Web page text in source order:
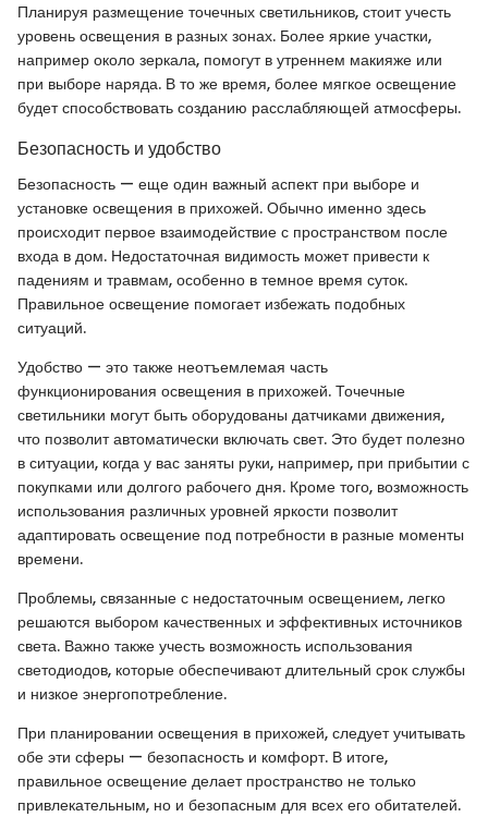
Планируя размещение точечных светильников, стоит учесть
уровень освещения в разных зонах. Более яркие участки,
например около зеркала, помогут в утреннем макияже или
при выборе наряда. В то же время, более мягкое освещение
будет способствовать созданию расслабляющей атмосферы.
Безопасность и удобство
Безопасность — еще один важный аспект при выборе и
установке освещения в прихожей. Обычно именно здесь
происходит первое взаимодействие с пространством после
входа в дом. Недостаточная видимость может привести к
падениям и травмам, особенно в темное время суток.
Правильное освещение помогает избежать подобных
ситуаций.
Удобство — это также неотъемлемая часть
функционирования освещения в прихожей. Точечные
светильники могут быть оборудованы датчиками движения,
что позволит автоматически включать свет. Это будет полезно
в ситуации, когда у вас заняты руки, например, при прибытии с
покупками или долгого рабочего дня. Кроме того, возможность
использования различных уровней яркости позволит
адаптировать освещение под потребности в разные моменты
времени.
Проблемы, связанные с недостаточным освещением, легко
решаются выбором качественных и эффективных источников
света. Важно также учесть возможность использования
светодиодов, которые обеспечивают длительный срок службы
и низкое энергопотребление.
При планировании освещения в прихожей, следует учитывать
обе эти сферы — безопасность и комфорт. В итоге,
правильное освещение делает пространство не только
привлекательным, но и безопасным для всех его обитателей.